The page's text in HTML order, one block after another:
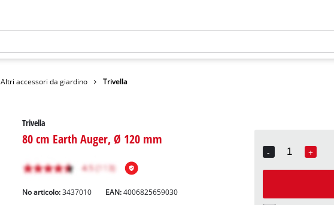
Altri accessori da giardino Trivella
Trivella
80 cm Earth Auger, Ø 120 mm
No articolo:3437010 EAN:4006825659030
-
Quantity
+